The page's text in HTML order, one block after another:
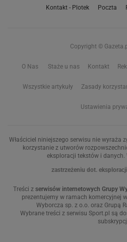
Kontakt - Plotek Poczta
Copyright ©
O Nas Staże u nas Kontakt
Wszystkie artykuły Zasady
Ustawienia
Właściciel niniejszego serwisu nie wyraża
korzystanie z utworów
eksploracji tekstów i
zastrzeżeniu dot.
Treści z serwisów internetowych Grupy
prezentujemy w ramach komercyjnej
Wyborcza sp. z o.o. oraz Grupą
Wybrane treści z serwisu Sport.pl są